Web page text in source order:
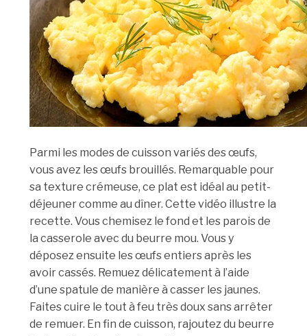
Parmi les modes de cuisson variés des œufs,
vous avez les œufs brouillés. Remarquable pour
sa texture crémeuse, ce plat est idéal au petit-
déjeuner comme au dîner. Cette vidéo illustre la
recette. Vous chemisez le fond et les parois de
la casserole avec du beurre mou. Vous y
déposez ensuite les œufs entiers après les
avoir cassés. Remuez délicatement à l’aide
d’une spatule de manière à casser les jaunes.
Faites cuire le tout à feu très doux sans arrêter
de remuer. En fin de cuisson, rajoutez du beurre